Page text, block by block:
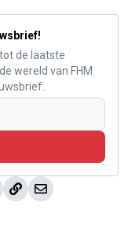
de laatste
wereld van FHM